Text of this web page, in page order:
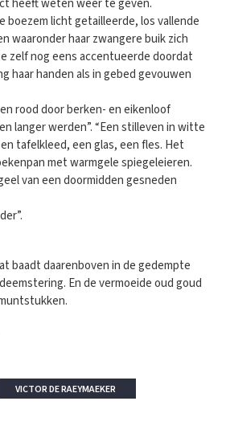
heeft weten weer te geven.
boezem licht getailleerde, los vallende
waaronder haar zwangere buik zich
zelf nog eens accentueerde doordat
haar handen als in gebed gevouwen
rood door berken- en eikenloof
langer werden”. “Een stilleven in witte
tafelkleed, een glas, een fles. Het
met warmgele spiegeleieren.
van een doormidden gesneden
baadt daarenboven in de gedempte
En de vermoeide oud goud
VICTOR DE RAEYMAEKER